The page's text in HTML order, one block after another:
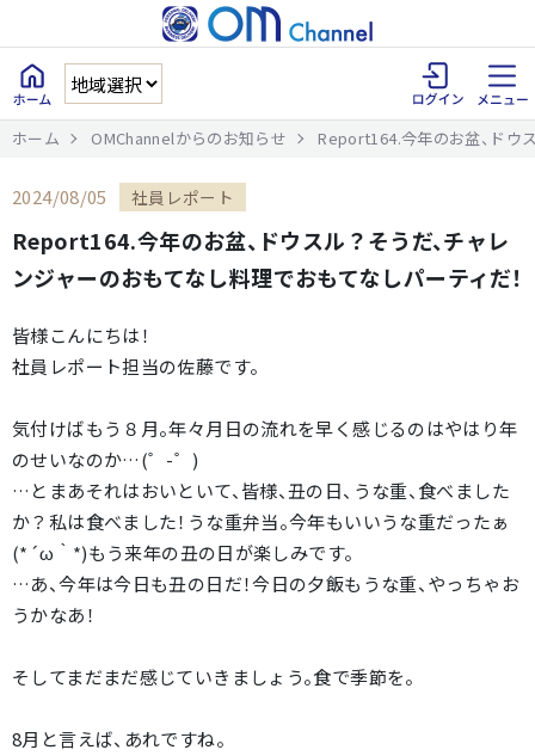
ホーム OMChannelからのお知らせ Report164.今年のお盆、ドウ
2024/08/05 社員レポート
Report164.今年のお盆、ドウスル？そうだ、チャレ
ンジャーのおもてなし料理でおもてなしパーティだ！
皆様こんにちは！
社員レポート担当の佐藤です。
気付けばもう８月。年々月日の流れを早く感じるのはやはり年
のせいなのか…(゜-゜)
…とまあそれはおいといて、皆様、丑の日、うな重、食べました
か？私は食べました！うな重弁当。今年もいいうな重だったぁ
(*´ω｀*)もう来年の丑の日が楽しみです。
…あ、今年は今日も丑の日だ！今日の夕飯もうな重、やっちゃお
うかなあ！
そしてまだまだ感じていきましょう。食で季節を。
8月と言えば、あれですね。